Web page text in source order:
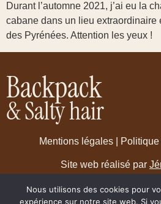
Durant l’automne 2021, j’ai eu la
cabane dans un lieu extraordinaire
des Pyrénées. Attention les yeux !
Backpack
& Salty hair
Mentions légales|
Site web réalisé par
Nous utilisons des cookies pour
expérience sur notre site web. Si